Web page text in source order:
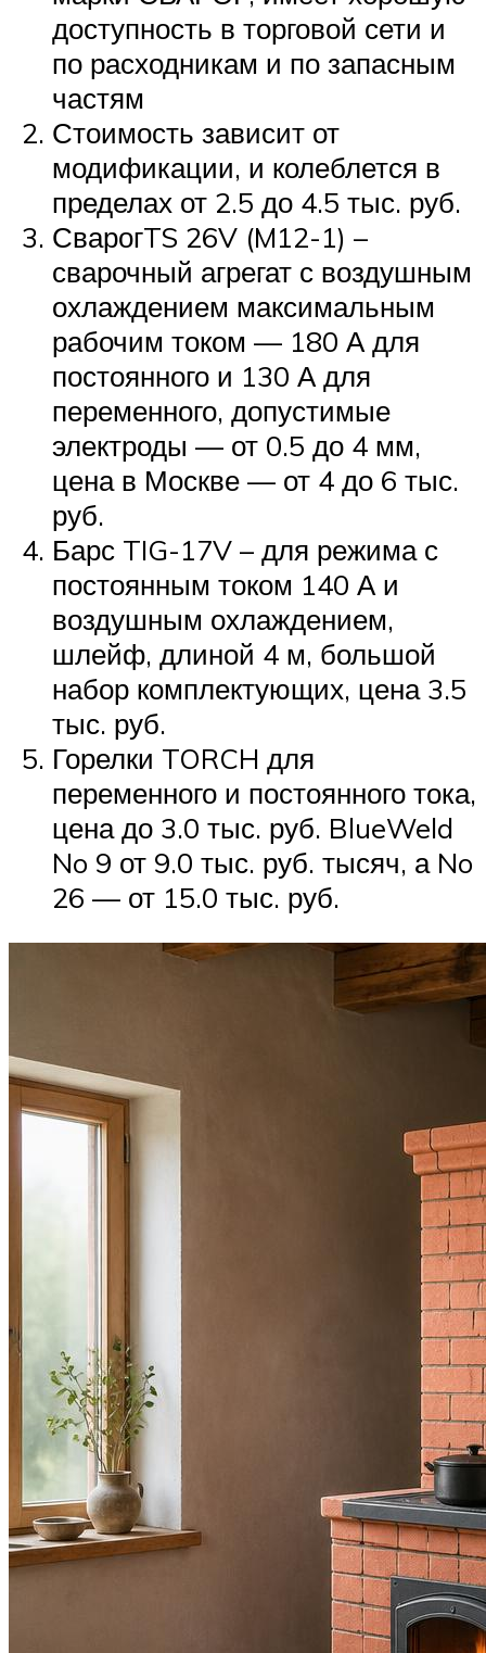
доступность в торговой сети и
по расходникам и по запасным
частям
Стоимость зависит от
модификации, и колеблется в
пределах от 2.5 до 4.5 тыс. руб.
СварогTS 26V (M12-1) –
сварочный агрегат с воздушным
охлаждением максимальным
рабочим током — 180 А для
постоянного и 130 А для
переменного, допустимые
электроды — от 0.5 до 4 мм,
цена в Москве — от 4 до 6 тыс.
руб.
Барс TIG-17V – для режима с
постоянным током 140 А и
воздушным охлаждением,
шлейф, длиной 4 м, большой
набор комплектующих, цена 3.5
тыс. руб.
Горелки TORCH для
переменного и постоянного тока,
цена до 3.0 тыс. руб. BlueWeld
No 9 от 9.0 тыс. руб. тысяч, а No
26 — от 15.0 тыс. руб.